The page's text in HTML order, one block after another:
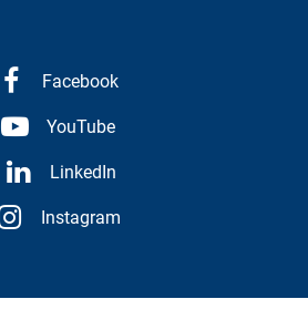
Facebook
YouTube
LinkedIn
Instagram